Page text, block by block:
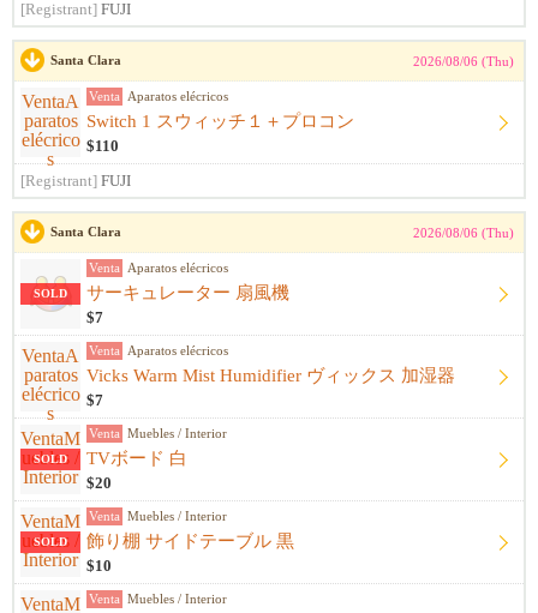
[Registrant] FUJI
Santa Clara 2026/08/06 (Thu)
Venta Aparatos elécricos
Switch 1 スウィッチ１＋プロコン
$110
[Registrant] FUJI
Santa Clara 2026/08/06 (Thu)
SOLD
Venta Aparatos elécricos
サーキュレーター 扇風機
$7
Venta Aparatos elécricos
Vicks Warm Mist Humidifier ヴィックス 加湿器
$7
SOLD
Venta Muebles / Interior
TVボード 白
$20
SOLD
Venta Muebles / Interior
飾り棚 サイドテーブル 黒
$10
Venta Muebles / Interior